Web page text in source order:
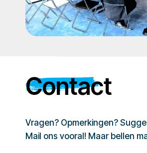
Contact
Vragen? Opmerkingen?
Mail ons vooral! Maar bellen